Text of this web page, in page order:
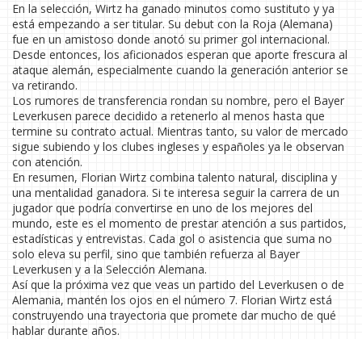
En la selección, Wirtz ha ganado minutos como sustituto y ya
está empezando a ser titular. Su debut con la Roja (Alemana)
fue en un amistoso donde anotó su primer gol internacional.
Desde entonces, los aficionados esperan que aporte frescura al
ataque alemán, especialmente cuando la generación anterior se
va retirando.
Los rumores de transferencia rondan su nombre, pero el Bayer
Leverkusen parece decidido a retenerlo al menos hasta que
termine su contrato actual. Mientras tanto, su valor de mercado
sigue subiendo y los clubes ingleses y españoles ya le observan
con atención.
En resumen, Florian Wirtz combina talento natural, disciplina y
una mentalidad ganadora. Si te interesa seguir la carrera de un
jugador que podría convertirse en uno de los mejores del
mundo, este es el momento de prestar atención a sus partidos,
estadísticas y entrevistas. Cada gol o asistencia que suma no
solo eleva su perfil, sino que también refuerza al Bayer
Leverkusen y a la Selección Alemana.
Así que la próxima vez que veas un partido del Leverkusen o de
Alemania, mantén los ojos en el número 7. Florian Wirtz está
construyendo una trayectoria que promete dar mucho de qué
hablar durante años.